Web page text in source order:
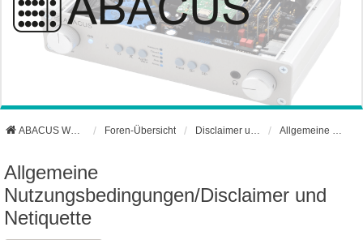
ABACUS Webseite Foren-Übersicht
Allgemeine
Nutzungsbedingungen/Disclaimer und
Netiquette